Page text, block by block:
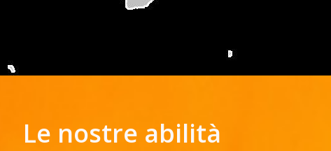
Le nostre abilità